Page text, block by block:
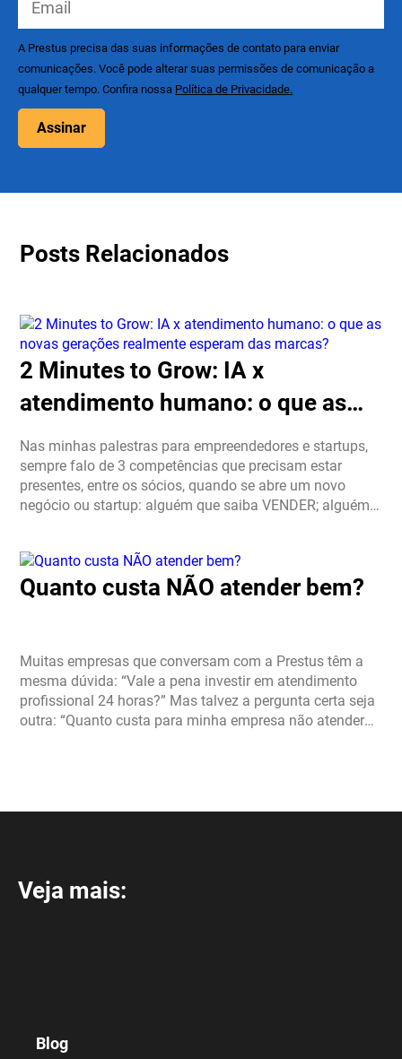
A Prestus precisa das suas informações de contato para enviar
comunicações. Você pode alterar suas permissões de comunicação a
qualquer tempo. Confira nossa Política de Privacidade.
Assinar
Posts Relacionados
2 Minutes to Grow: IA x
atendimento humano: o que as
novas gerações realmente
esperam das marcas?
Nas minhas palestras para empreendedores e startups,
sempre falo de 3 competências que precisam estar
presentes, entre os sócios, quando se abre um novo
negócio ou startup: alguém que saiba VENDER; alguém
Quanto custa NÃO atender bem?
Muitas empresas que conversam com a Prestus têm a
mesma dúvida: “Vale a pena investir em atendimento
profissional 24 horas?” Mas talvez a pergunta certa seja
outra: “Quanto custa para minha empresa não atender
Veja mais:
Blog